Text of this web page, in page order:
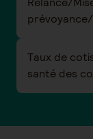
Taux de
santé des